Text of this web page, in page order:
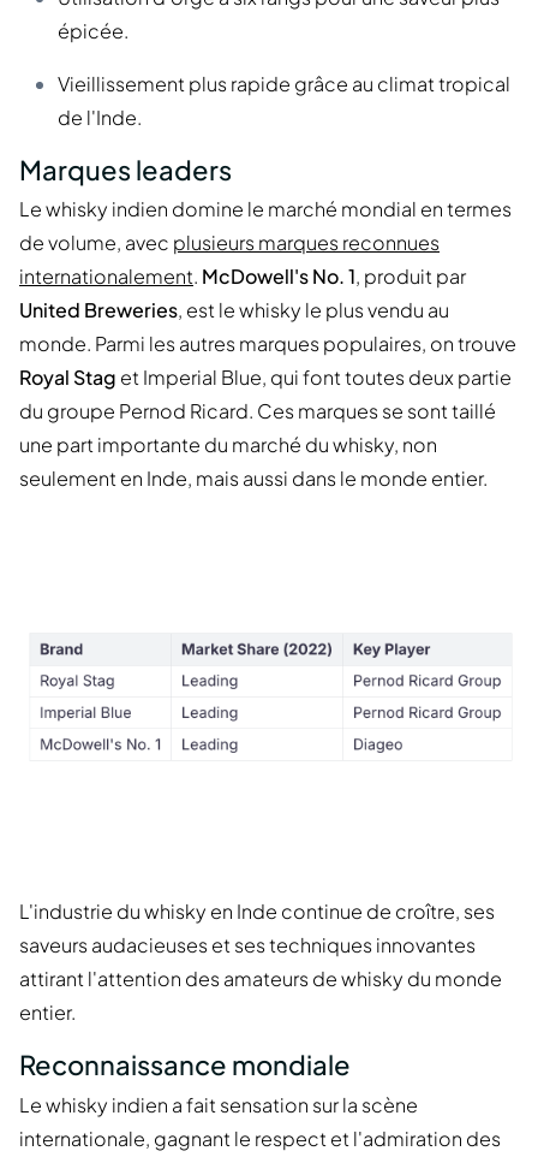
épicée.
Vieillissement plus rapide grâce au climat tropical
de l'Inde.
Marques leaders
Le whisky indien domine le marché mondial en termes
de volume, avec plusieurs marques reconnues
internationalement. McDowell's No. 1, produit par
United Breweries, est le whisky le plus vendu au
monde. Parmi les autres marques populaires, on trouve
Royal Stag et Imperial Blue, qui font toutes deux partie
du groupe Pernod Ricard. Ces marques se sont taillé
une part importante du marché du whisky, non
seulement en Inde, mais aussi dans le monde entier.
L'industrie du whisky en Inde continue de croître, ses
saveurs audacieuses et ses techniques innovantes
attirant l'attention des amateurs de whisky du monde
entier.
Reconnaissance mondiale
Le whisky indien a fait sensation sur la scène
internationale, gagnant le respect et l'admiration des